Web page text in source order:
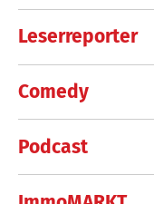
Leserreporter
Comedy
Podcast